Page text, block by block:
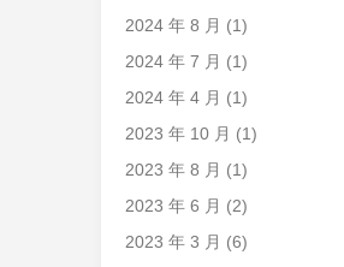
2024 年 8 月 (1)
2024 年 7 月 (1)
2024 年 4 月 (1)
2023 年 10 月 (1)
2023 年 8 月 (1)
2023 年 6 月 (2)
2023 年 3 月 (6)